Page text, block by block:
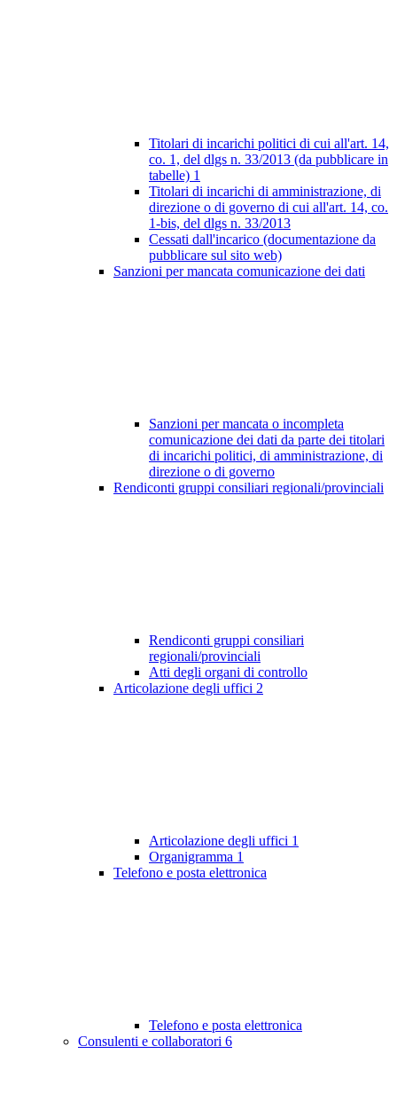
Titolari di incarichi politici di cui all'art. 14,
co. 1, del dlgs n. 33/2013 (da pubblicare in
tabelle) 1
Titolari di incarichi di amministrazione, di
direzione o di governo di cui all'art. 14, co.
1-bis, del dlgs n. 33/2013
Cessati dall'incarico (documentazione da
pubblicare sul sito web)
Sanzioni per mancata comunicazione dei dati
Sanzioni per mancata o incompleta
comunicazione dei dati da parte dei titolari
di incarichi politici, di amministrazione, di
direzione o di governo
Rendiconti gruppi consiliari regionali/provinciali
Rendiconti gruppi consiliari
regionali/provinciali
Atti degli organi di controllo
Articolazione degli uffici 2
Articolazione degli uffici 1
Organigramma 1
Telefono e posta elettronica
Telefono e posta elettronica
Consulenti e collaboratori 6